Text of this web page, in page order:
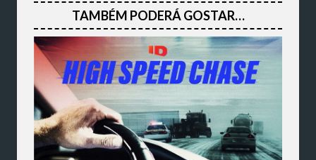
TAMBÉM PODERÁ GOSTAR…